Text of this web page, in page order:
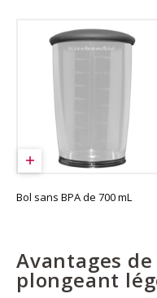
Bol sans BPA de 700 mL
Avantages
plongeant